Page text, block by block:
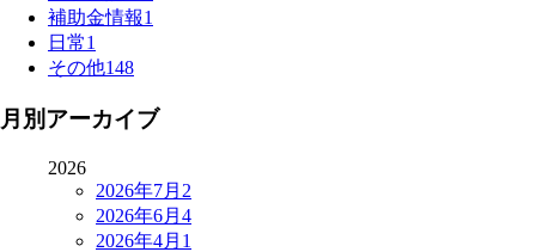
補助金情報1
日常1
その他148
月別アーカイブ
2026
2026年7月 2
2026年6月 4
2026年4月 1